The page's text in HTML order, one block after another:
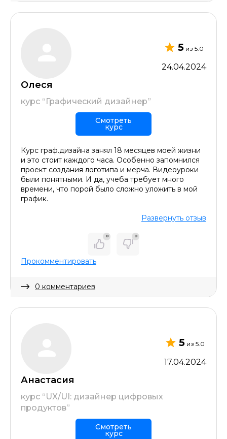
5из 5.0
24.04.2024
Олеся
курс “Графический дизайнер”
Смотреть
курс
Курс граф.дизайна занял 18 месяцев моей жизни
и это стоит каждого часа. Особенно запомнился
проект создания логотипа и мерча. Видеоуроки
были понятными. И да, учеба требует много
времени, что порой было сложно уложить в мой
график.
Развернуть отзыв
0 0
Прокомментировать
0 комментариев
5 из 5.0
17.04.2024
Анастасия
курс “UX/UI: дизайнер цифровых
продуктов”
Смотреть
курс